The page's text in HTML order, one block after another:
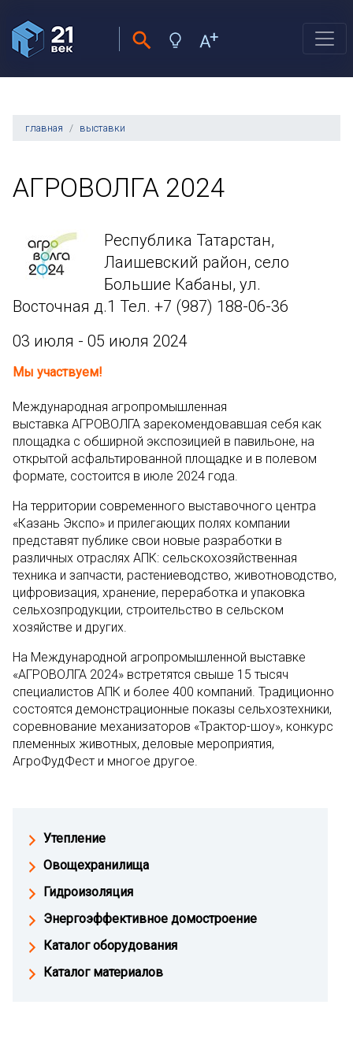
главная выставки
АГРОВОЛГА 2024
Республика Татарстан,
Лаишевский район, село
Большие Кабаны, ул.
Восточная д.1 Тел. +7 (987) 188-06-36
03 июля - 05 июля 2024
Мы участвуем!
Международная агропромышленная
выставка АГРОВОЛГА зарекомендовавшая себя как
площадка с обширной экспозицией в павильоне, на
открытой асфальтированной площадке и в полевом
формате, состоится в июле 2024 года.
На территории современного выставочного центра
«Казань Экспо» и прилегающих полях компании
представят публике свои новые разработки в
различных отраслях АПК: сельскохозяйственная
техника и запчасти, растениеводство, животноводство,
цифровизация, хранение, переработка и упаковка
сельхозпродукции, строительство в сельском
хозяйстве и других.
На Международной агропромышленной выставке
«АГРОВОЛГА 2024» встретятся свыше 15 тысяч
специалистов АПК и более 400 компаний. Традиционно
состоятся демонстрационные показы сельхозтехники,
соревнование механизаторов «Трактор-шоу», конкурс
племенных животных, деловые мероприятия,
АгроФудФест и многое другое.
Утепление
Овощехранилища
Гидроизоляция
Энергоэффективное домостроение
Каталог оборудования
Каталог материалов